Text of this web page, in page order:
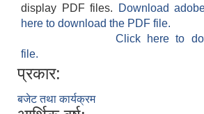
display PDF files.
Download
here to download the PDF file.
Click here to
file.
प्रकार:
बजेट तथा कार्यक्रम